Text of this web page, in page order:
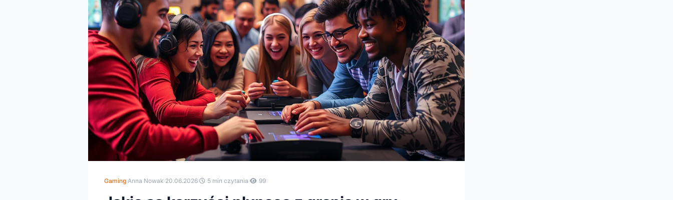
Gaming·Anna Nowak·20.06.2026· 5 min czytania· 99